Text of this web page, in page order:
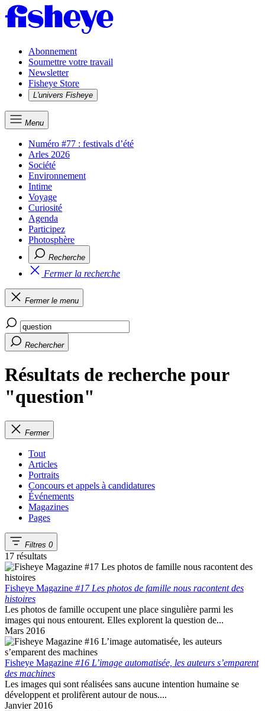
Abonnement
Soumettre votre travail
Newsletter
Fisheye Store
L'univers Fisheye
Menu
Numéro #77 : festivals d’été
Arles 2026
Société
Environnement
Intime
Voyage
Curiosité
Agenda
Participez
Photosphère
Recherche
Fermer la recherche
Fermer le menu
Rechercher
Résultats de recherche pour
"question"
Fermer
Tout
Articles
Portraits
Concours et appels à candidatures
Événements
Magazines
Pages
Filtres 0
17 résultats
Fisheye Magazine #17 Les photos de famille nous racontent des
histoires
Les photos de famille occupent une place singulière parmi les
images qui nous entourent. Elles explorent la question de...
Mars 2016
Fisheye Magazine #16 L’image automatisée, les auteurs s’emparent
des machines
Les images qui sont réalisées sans aucune intention humaine se
développent et prolifèrent autour de nous....
Janvier 2016